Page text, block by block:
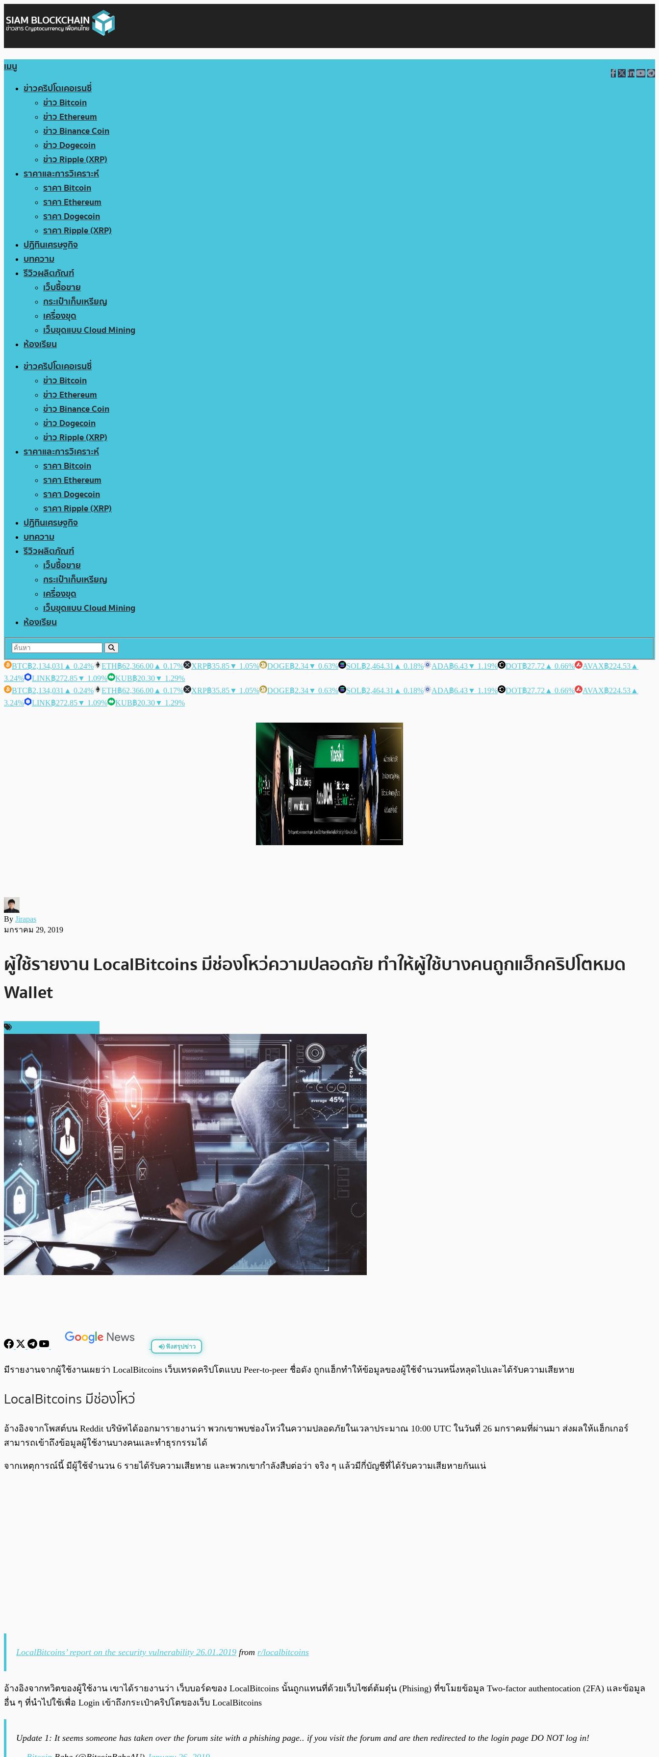
เมนู
ข่าวคริปโตเคอเรนซี่
ข่าว Bitcoin
ข่าว Ethereum
ข่าว Binance Coin
ข่าว Dogecoin
ข่าว Ripple (XRP)
ราคาและการวิเคราะห์
ราคา Bitcoin
ราคา Ethereum
ราคา Dogecoin
ราคา Ripple (XRP)
ปฏิทินเศรษฐกิจ
บทความ
รีวิวผลิตภัณฑ์
เว็บซื้อขาย
กระเป๋าเก็บเหรียญ
เครื่องขุด
เว็บขุดแบบ Cloud Mining
ห้องเรียน
ข่าวคริปโตเคอเรนซี่
ข่าว Bitcoin
ข่าว Ethereum
ข่าว Binance Coin
ข่าว Dogecoin
ข่าว Ripple (XRP)
ราคาและการวิเคราะห์
ราคา Bitcoin
ราคา Ethereum
ราคา Dogecoin
ราคา Ripple (XRP)
ปฏิทินเศรษฐกิจ
บทความ
รีวิวผลิตภัณฑ์
เว็บซื้อขาย
กระเป๋าเก็บเหรียญ
เครื่องขุด
เว็บขุดแบบ Cloud Mining
ห้องเรียน
BTC฿2,134,031 ▲ 0.24% ETH฿62,366.00 ▲ 0.17% XRP฿35.85▼ 1.05% DOGE฿2.34▼ 0.63% SOL฿2,464.31 ▲ 0.18% ADA฿6.43▼ 1.19% DOT฿27.72 ▲ 0.66% AVAX฿224.53 ▲
3.24%
LINK฿272.85▼ 1.09% KUB฿20.30▼ 1.29%
BTC฿2,134,031 ▲ 0.24% ETH฿62,366.00 ▲ 0.17% XRP฿35.85▼ 1.05% DOGE฿2.34▼ 0.63% SOL฿2,464.31 ▲ 0.18% ADA฿6.43▼ 1.19% DOT฿27.72 ▲ 0.66% AVAX฿224.53 ▲
3.24%
LINK฿272.85▼ 1.09% KUB฿20.30▼ 1.29%
By Jirapas
มกราคม 29, 2019
ผู้ใช้รายงาน LocalBitcoins มีช่องโหว่ความปลอดภัย ทำให้ผู้ใช้บางคนถูกแฮ็กคริปโตหมด
Wallet
ฟังสรุปข่าว
มีรายงานจากผู้ใช้งานเผยว่า LocalBitcoins เว็บเทรดคริปโตแบบ Peer-to-peer ชื่อดัง ถูกแฮ็กทำให้ข้อมูลของผู้ใช้จำนวนหนึ่งหลุดไปและได้รับความเสียหาย
LocalBitcoins มีช่องโหว่
อ้างอิงจากโพสต์บน Reddit บริษัทได้ออกมารายงานว่า พวกเขาพบช่องโหว่ในความปลอดภัยในเวลาประมาณ 10:00 UTC ในวันที่ 26 มกราคมที่ผ่านมา ส่งผลให้แฮ็กเกอร์
สามารถเข้าถึงข้อมูลผู้ใช้งานบางคนและทำธุรกรรมได้
จากเหตุการณ์นี้ มีผู้ใช้จำนวน 6 รายได้รับความเสียหาย และพวกเขากำลังสืบต่อว่า จริง ๆ แล้วมีกี่บัญชีที่ได้รับความเสียหายกันแน่
LocalBitcoins’ report on the security vulnerability 26.01.2019 from r/localbitcoins
อ้างอิงจากทวิตของผู้ใช้งาน เขาได้รายงานว่า เว็บบอร์ดของ LocalBitcoins นั้นถูกแทนที่ด้วยเว็บไซต์ต้มตุ๋น (Phising) ที่ขโมยข้อมูล Two-factor authentocation (2FA) และข้อมูล
อื่น ๆ ที่นำไปใช้เพื่อ Login เข้าถึงกระเป๋าคริปโตของเว็บ LocalBitcoins
Update 1: It seems someone has taken over the forum site with a phishing page.. if you visit the forum and are then redirected to the login page DO NOT log in!